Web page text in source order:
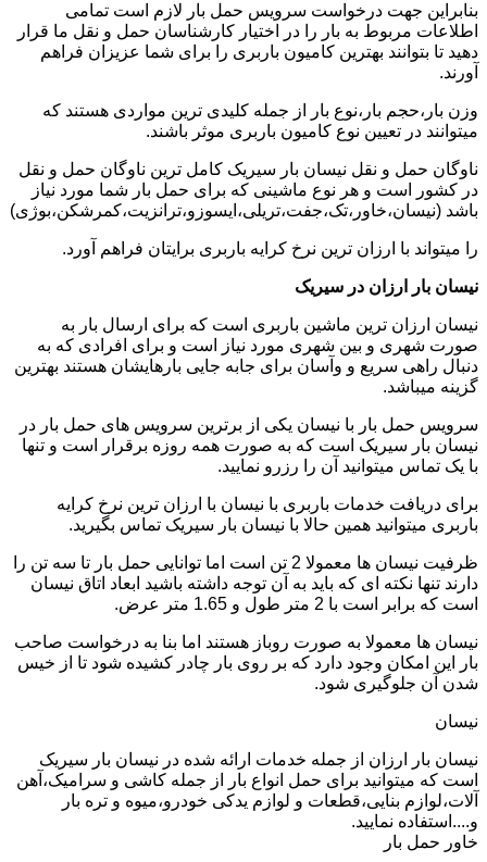
بنابراین جهت درخواست سرویس حمل بار لازم است تمامی
اطلاعات مربوط به بار را در اختیار کارشناسان حمل و نقل ما قرار
دهید تا بتوانند بهترین کامیون باربری را برای شما عزیزان فراهم
آورند.
وزن بار،حجم بار،نوع بار از جمله کلیدی ترین مواردی هستند که
میتوانند در تعیین نوع کامیون باربری موثر باشند.
ناوگان حمل و نقل نیسان بار سیریک کامل ترین ناوگان حمل و نقل
در کشور است و هر نوع ماشینی که برای حمل بار شما مورد نیاز
باشد (نیسان،خاور،تک،جفت،تریلی،ایسوزو،ترانزیت،کمرشکن،بوژی)
را میتواند با ارزان ترین نرخ کرایه باربری برایتان فراهم آورد.
نیسان بار ارزان در سیریک
نیسان ارزان ترین ماشین باربری است که برای ارسال بار به
صورت شهری و بین شهری مورد نیاز است و برای افرادی که به
دنبال راهی سریع و وآسان برای جابه جایی بارهایشان هستند بهترین
گزینه میباشد.
سرویس حمل بار با نیسان یکی از برترین سرویس های حمل بار در
نیسان بار سیریک است که به صورت همه روزه برقرار است و تنها
با یک تماس میتوانید آن را رزرو نمایید.
برای دریافت خدمات باربری با نیسان با ارزان ترین نرخ کرایه
باربری میتوانید همین حالا با نیسان بار سیریک تماس بگیرید.
ظرفیت نیسان ها معمولا 2 تن است اما توانایی حمل بار تا سه تن را
دارند تنها نکته ای که باید به آن توجه داشته باشید ابعاد اتاق نیسان
است که برابر است با 2 متر طول و 1.65 متر عرض.
نیسان ها معمولا به صورت روباز هستند اما بنا به درخواست صاحب
بار این امکان وجود دارد که بر روی بار چادر کشیده شود تا از خیس
شدن آن جلوگیری شود.
نیسان
نیسان بار ارزان از جمله خدمات ارائه شده در نیسان بار سیریک
است که میتوانید برای حمل انواع بار از جمله کاشی و سرامیک،آهن
آلات،لوازم بنایی،قطعات و لوازم یدکی خودرو،میوه و تره بار
و....استفاده نمایید.
خاور حمل بار